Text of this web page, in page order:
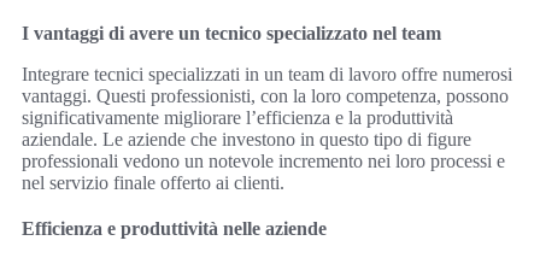
I vantaggi di avere un tecnico specializzato nel team
Integrare tecnici specializzati in un team di lavoro offre numerosi
vantaggi. Questi professionisti, con la loro competenza, possono
significativamente migliorare l’efficienza e la produttività
aziendale. Le aziende che investono in questo tipo di figure
professionali vedono un notevole incremento nei loro processi e
nel servizio finale offerto ai clienti.
Efficienza e produttività nelle aziende